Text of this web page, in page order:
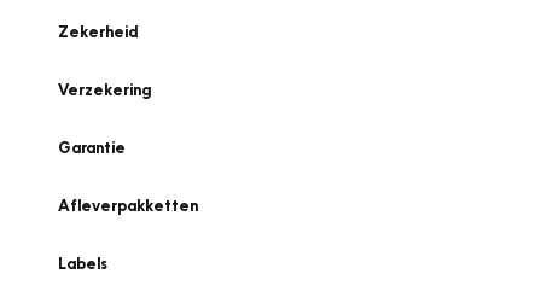
Zekerheid
Verzekering
Garantie
Afleverpakketten
Labels